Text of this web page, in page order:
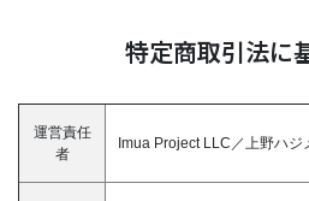
特定商取引法に
運営責任
者
Imua Project LLC／上野ハジ